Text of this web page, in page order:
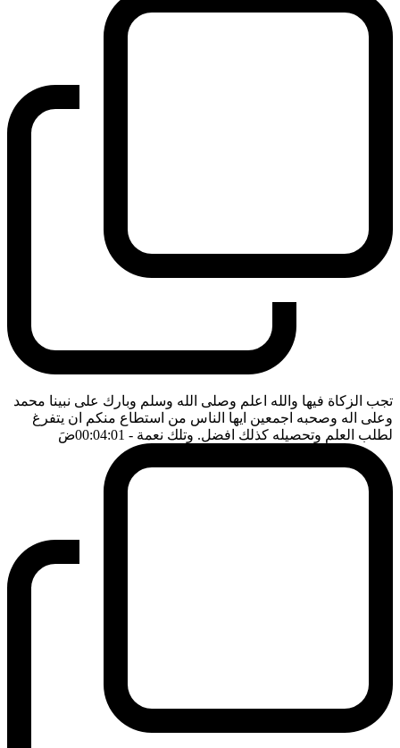
تجب الزكاة فيها والله اعلم وصلى الله وسلم وبارك على نبينا محمد
وعلى اله وصحبه اجمعين ايها الناس من استطاع منكم ان يتفرغ
لطلب العلم وتحصيله كذلك افضل. وتلك نعمة - 00:04:01 ضَ